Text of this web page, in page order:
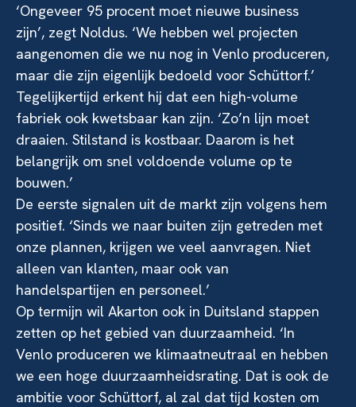
‘Ongeveer 95 procent moet nieuwe business
zijn’, zegt Noldus. ‘We hebben wel projecten
aangenomen die we nu nog in Venlo produceren,
maar die zijn eigenlijk bedoeld voor Schüttorf.’
Tegelijkertijd erkent hij dat een high-volume
fabriek ook kwetsbaar kan zijn. ‘Zo’n lijn moet
draaien. Stilstand is kostbaar. Daarom is het
belangrijk om snel voldoende volume op te
bouwen.’
De eerste signalen uit de markt zijn volgens hem
positief. ‘Sinds we naar buiten zijn getreden met
onze plannen, krijgen we veel aanvragen. Niet
alleen van klanten, maar ook van
handelspartijen en personeel.’
Op termijn wil Akarton ook in Duitsland stappen
zetten op het gebied van duurzaamheid. ‘In
Venlo produceren we klimaatneutraal en hebben
we een hoge duurzaamheidsrating. Dat is ook de
ambitie voor Schüttorf, al zal dat tijd kosten om